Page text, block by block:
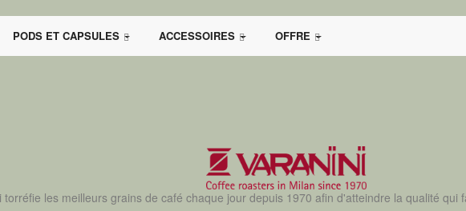
PODS ET CAPSULES ACCESSOIRES OFFRE
torréfie les meilleurs grains de café chaque jour depuis 1970 afin d'atteindre la qualité qui